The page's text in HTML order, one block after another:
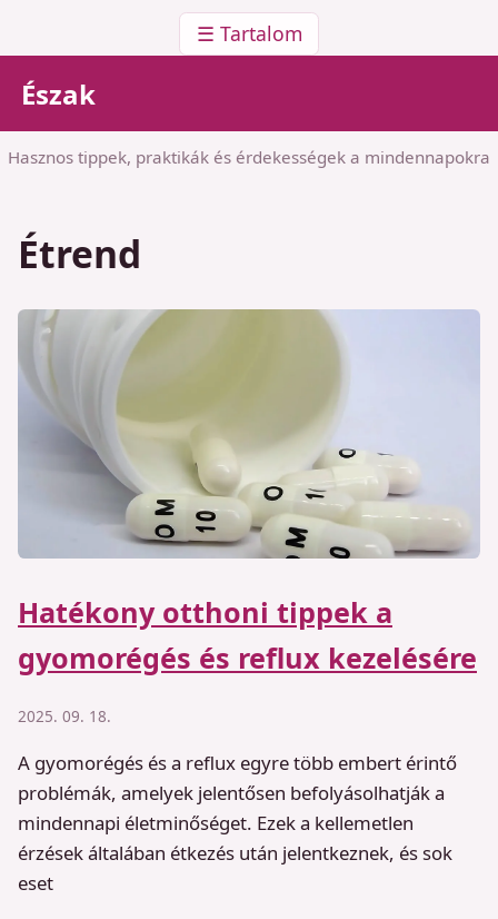
☰ Tartalom
Észak
Hasznos tippek, praktikák és érdekességek a mindennapokra
Étrend
Hatékony otthoni tippek a
gyomorégés és reflux kezelésére
2025. 09. 18.
A gyomorégés és a reflux egyre több embert érintő
problémák, amelyek jelentősen befolyásolhatják a
mindennapi életminőséget. Ezek a kellemetlen
érzések általában étkezés után jelentkeznek, és sok
eset